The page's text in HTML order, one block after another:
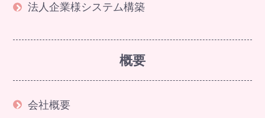
法人企業様システム構築
概要
会社概要